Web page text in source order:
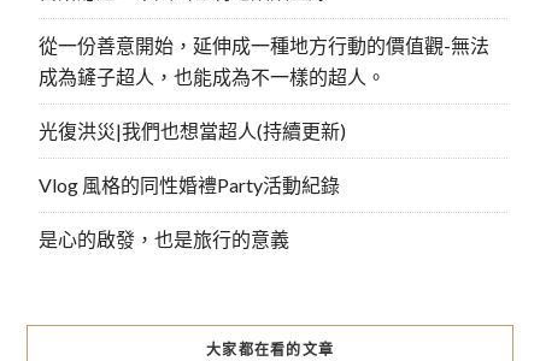
從一份善意開始，延伸成一種地方行動的價值觀-無法
成為鏟子超人，也能成為不一樣的超人。
光復洪災|我們也想當超人(持續更新)
Vlog 風格的同性婚禮Party活動紀錄
是心的啟發，也是旅行的意義
大家都在看的文章